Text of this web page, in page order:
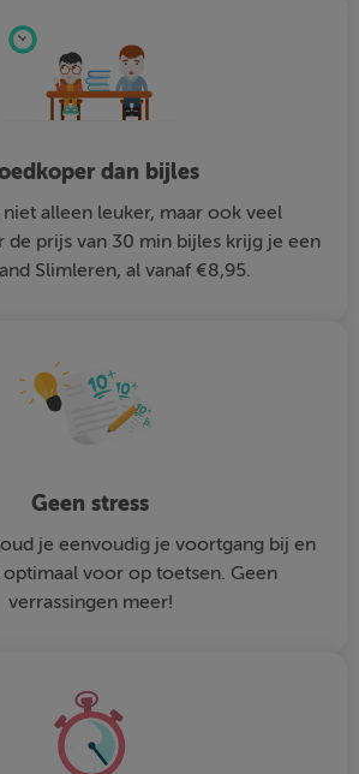
dan bijles
alleen leuker, maar ook veel
de prijs van 30 min bijles krijg je een
Slimleren, al vanaf €8,95.
Geen stress
je eenvoudig je voortgang bij en
voor op toetsen. Geen
verrassingen meer!